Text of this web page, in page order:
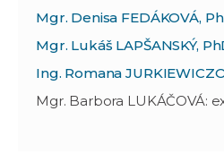
Mgr. Denisa FEDÁKOVÁ,
Mgr. Lukáš LAPŠANSKÝ,
Ing. Romana
Mgr. Barbora LUKÁČOVÁ: